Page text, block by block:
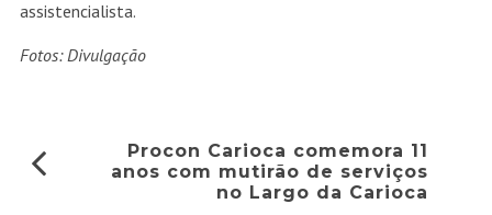
assistencialista.
Fotos: Divulgação
Procon Carioca comemora 11
anos com mutirão de serviços
no Largo da Carioca